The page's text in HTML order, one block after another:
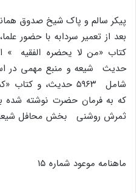
بعد از تعمیر سردابه با حضور
کتاب «من لا یحضره الفقیه »
حدیث شیعه و منبع مهمى در
شامل ۵۹۶۳ حدیث، و
که به فرمان حضرت نوشته شده
ثمرش روشنى بخش محافل
ماهنامه موعود شماره ۱۵